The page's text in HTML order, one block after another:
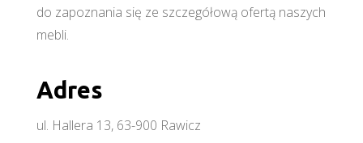
do zapoznania się ze szczegółową ofertą naszych
mebli.
Adres
ul. Hallera 13, 63-900 Rawicz